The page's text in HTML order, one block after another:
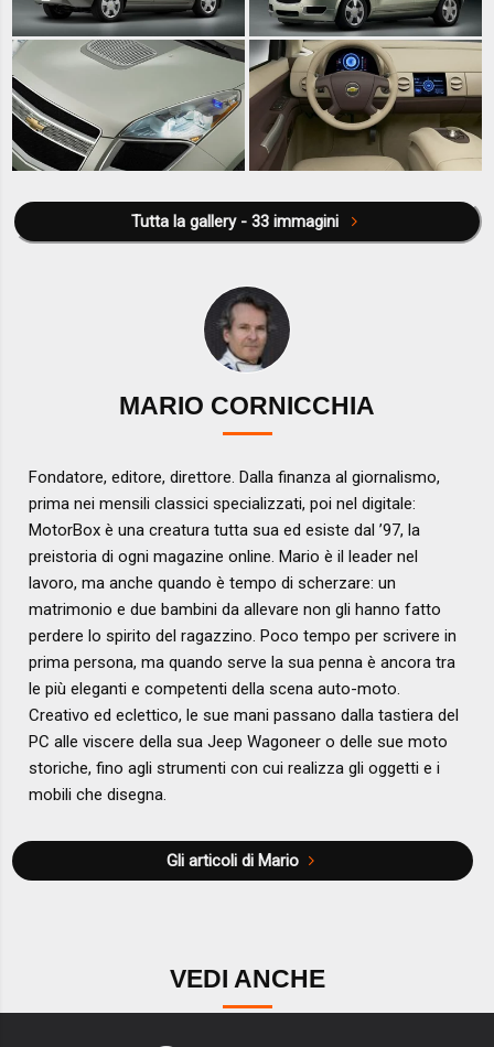
Tutta la gallery - 33 immagini
MARIO CORNICCHIA
Fondatore, editore, direttore. Dalla finanza al giornalismo,
prima nei mensili classici specializzati, poi nel digitale:
MotorBox è una creatura tutta sua ed esiste dal ’97, la
preistoria di ogni magazine online. Mario è il leader nel
lavoro, ma anche quando è tempo di scherzare: un
matrimonio e due bambini da allevare non gli hanno fatto
perdere lo spirito del ragazzino. Poco tempo per scrivere in
prima persona, ma quando serve la sua penna è ancora tra
le più eleganti e competenti della scena auto-moto.
Creativo ed eclettico, le sue mani passano dalla tastiera del
PC alle viscere della sua Jeep Wagoneer o delle sue moto
storiche, fino agli strumenti con cui realizza gli oggetti e i
mobili che disegna.
Gli articoli di Mario
VEDI ANCHE